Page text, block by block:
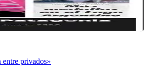
entre privados»